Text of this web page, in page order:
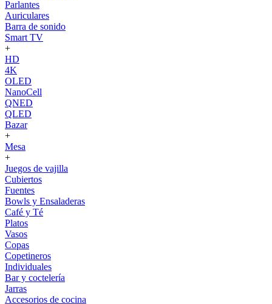
Parlantes
Auriculares
Barra de sonido
Smart TV
+
HD
4K
OLED
NanoCell
QNED
QLED
Bazar
+
Mesa
+
Juegos de vajilla
Cubiertos
Fuentes
Bowls y Ensaladeras
Café y Té
Platos
Vasos
Copas
Copetineros
Individuales
Bar y coctelería
Jarras
Accesorios de cocina